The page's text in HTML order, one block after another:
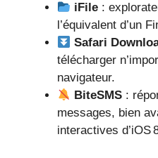
iFile :
l’équivalent d’un
Safari
télécharger
navigateur.
BiteSMS :
messages, bien
interactives d’iOS